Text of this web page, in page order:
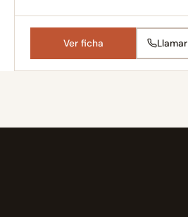
Ver ficha Llamar